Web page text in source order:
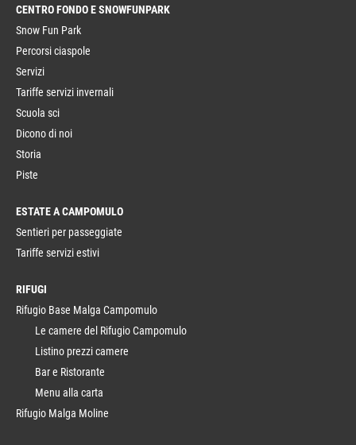
CENTRO FONDO
Snow Fun Park
Percorsi ciaspole
Servizi
Tariffe servizi invernali
Scuola sci
Dicono di noi
Storia
Piste
ESTATE A CAMPOMULO
Sentieri per passeggiate
Tariffe servizi estivi
RIFUGI
Rifugio Base Malga Campomulo
Le camere del Rifugio Campomulo
Listino prezzi camere
Bar e Ristorante
Menu alla carta
Rifugio Malga Moline